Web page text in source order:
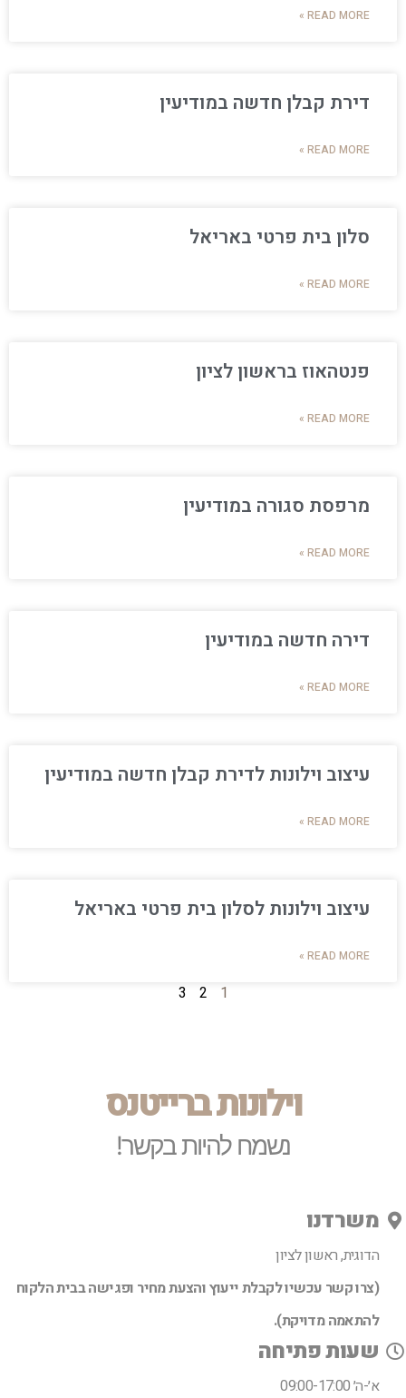
READ MORE »
דירת קבלן חדשה במודיעין
READ MORE »
סלון בית פרטי באריאל
READ MORE »
פנטהאוז בראשון לציון
READ MORE »
מרפסת סגורה במודיעין
READ MORE »
דירה חדשה במודיעין
READ MORE »
עיצוב וילונות לדירת קבלן חדשה במודיעין
READ MORE »
עיצוב וילונות לסלון בית פרטי באריאל
READ MORE »
1
2
3
וילונות ברייטנס
נשמח להיות בקשר!
משרדנו
הדוגית, ראשון לציון
(צרו קשר עכשיו לקבלת ייעוץ והצעת מחיר ופגישה בבית הלקוח
להתאמה מדויקת).
שעות פתיחה
א׳-ה׳ 09:00-17:00